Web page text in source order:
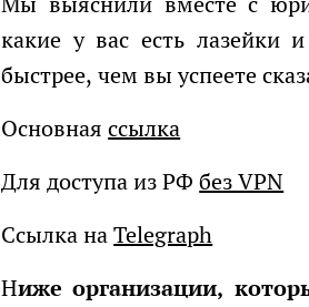
какие у вас есть лазейки
быстрее, чем вы успеете
Основнаяссылка
Для доступа из РФбез VPN
Ссылка наTelegraph
Ниже организации, которые помогут избежать призыва на срочную